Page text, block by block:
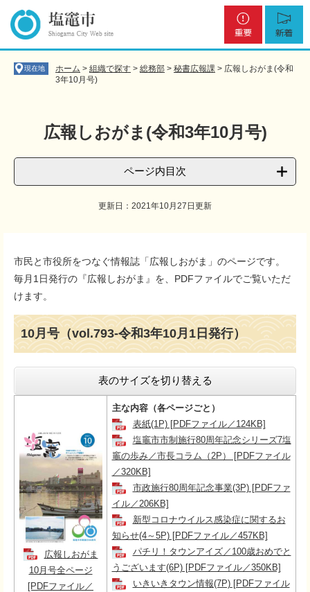
の
ー
現在地 ホーム > 組織で探す > 総務部 > 秘書広報課 > 広報しおがま(令和
3年10月号)
広報しおがま(令和3年10月号)
ページ内目次
更新日：2021年10月27日更新
市民と市役所をつなぐ情報誌「広報しおがま」のページです。
毎月1日発行の『広報しおがま』を、PDFファイルでご覧いただ
けます。
10月号（vol.793-令和3年10月1日発行）
表のサイズを切り替える
広報しおがま
10月号全ページ
[PDFファイル／
主な内容（各ページごと）
表紙(1P) [PDFファイル／124KB]
塩竈市市制施行80周年記念シリーズ7塩
竈の歩み／市長コラム（2P） [PDFファイル
／320KB]
市政施行80周年記念事業(3P) [PDFファ
イル／206KB]
新型コロナウイルス感染症に関するお
知らせ(4～5P) [PDFファイル／457KB]
パチリ！タウンアイズ／100歳おめでと
うございます(6P) [PDFファイル／350KB]
いきいきタウン情報(7P) [PDFファイル